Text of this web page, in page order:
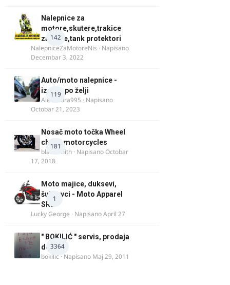
142
Nalepnice za
motore,skutere,trakice
za felne,tank protektori
NalepniceZaMotoreNis · Napisano
Decembar 3, 2022
119
Auto/moto nalepnice -
izrada po želji
Alexandra995 · Napisano
Octobar 21, 2023
181
Nosač moto točka Wheel
chock motorcycles
blacksmith · NapisanoOctobar
17, 2018
1
Moto majice, duksevi,
šuškavci - Moto Apparel
SRB
Lucky George · NapisanoApril 27
3364
" BOKILIĆ " servis, prodaja
delova
bokilic · Napisano Maj 29, 2011